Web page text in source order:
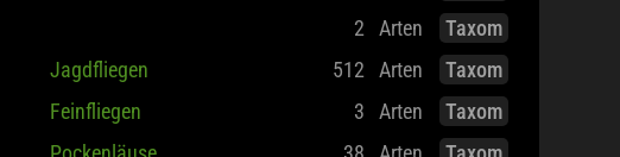
2 Arten
Taxom
Jagdfliegen 512 Arten
Taxom
Feinfliegen 3 Arten
Taxom